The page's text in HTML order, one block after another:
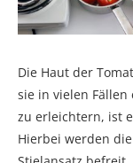
Die Haut der
sie in vielen
zu erleichtern, ist
Hierbei werden